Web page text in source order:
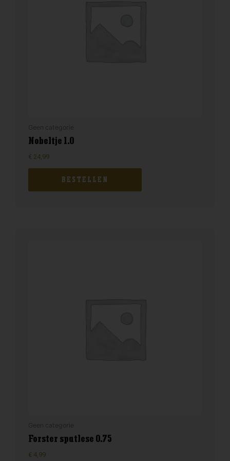
Nobeltje 1.0
€ 24,99
BESTELLEN
Forster spatlese 0.75
€ 4,99